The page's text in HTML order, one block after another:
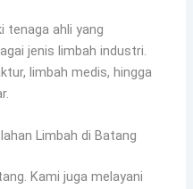
tenaga ahli yang
jenis limbah industri.
limbah medis, hingga
Limbah di Batang
Kami juga melayani